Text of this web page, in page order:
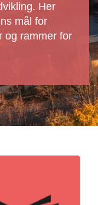
Her
mål for
og rammer for